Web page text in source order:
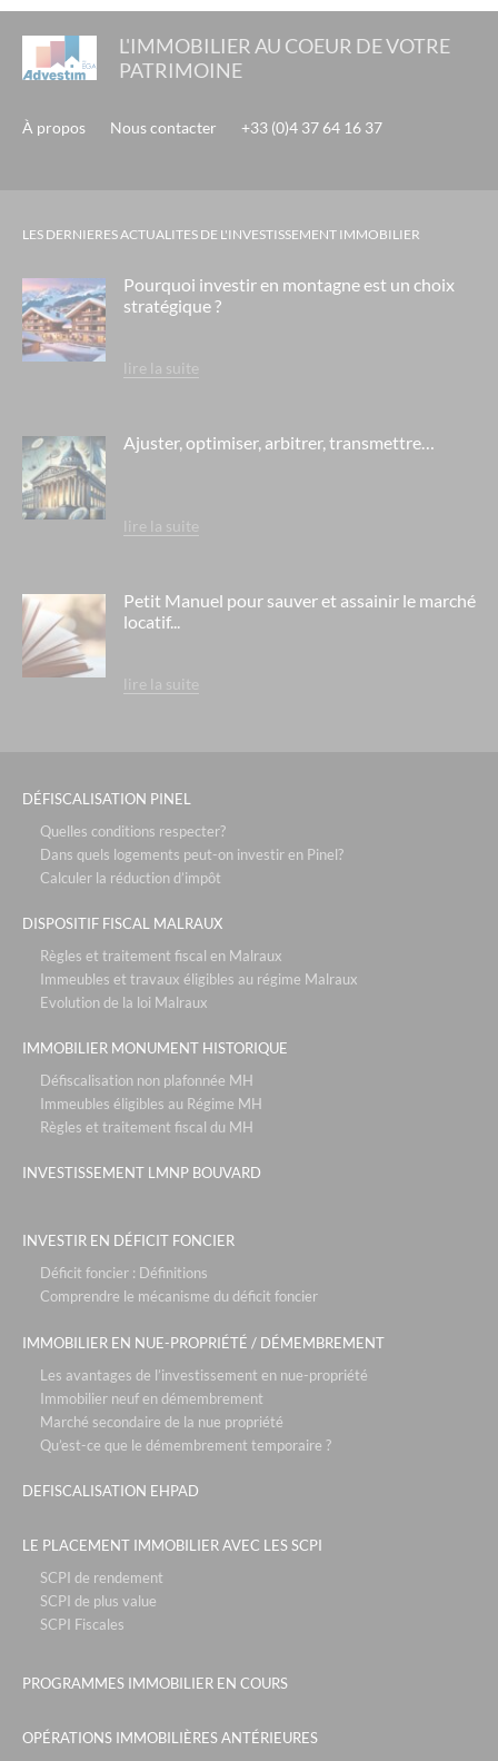
L'IMMOBILIER AU COEUR DE VOTRE
PATRIMOINE
À propos Nous contacter +33 (0)4 37 64 16 37
LES DERNIERES ACTUALITES DE L'INVESTISSEMENT IMMOBILIER
Pourquoi investir en montagne est un choix
stratégique ?
lire la suite
Ajuster, optimiser, arbitrer, transmettre…
lire la suite
Petit Manuel pour sauver et assainir le marché
locatif...
lire la suite
DÉFISCALISATION PINEL
Quelles conditions respecter?
Dans quels logements peut-on investir en Pinel?
Calculer la réduction d’impôt
DISPOSITIF FISCAL MALRAUX
Règles et traitement fiscal en Malraux
Immeubles et travaux éligibles au régime Malraux
Evolution de la loi Malraux
IMMOBILIER MONUMENT HISTORIQUE
Défiscalisation non plafonnée MH
Immeubles éligibles au Régime MH
Règles et traitement fiscal du MH
INVESTISSEMENT LMNP BOUVARD
INVESTIR EN DÉFICIT FONCIER
Déficit foncier : Définitions
Comprendre le mécanisme du déficit foncier
IMMOBILIER EN NUE-PROPRIÉTÉ / DÉMEMBREMENT
Les avantages de l’investissement en nue-propriété
Immobilier neuf en démembrement
Marché secondaire de la nue propriété
Qu’est-ce que le démembrement temporaire ?
DEFISCALISATION EHPAD
LE PLACEMENT IMMOBILIER AVEC LES SCPI
SCPI de rendement
SCPI de plus value
SCPI Fiscales
PROGRAMMES IMMOBILIER EN COURS
OPÉRATIONS IMMOBILIÈRES ANTÉRIEURES